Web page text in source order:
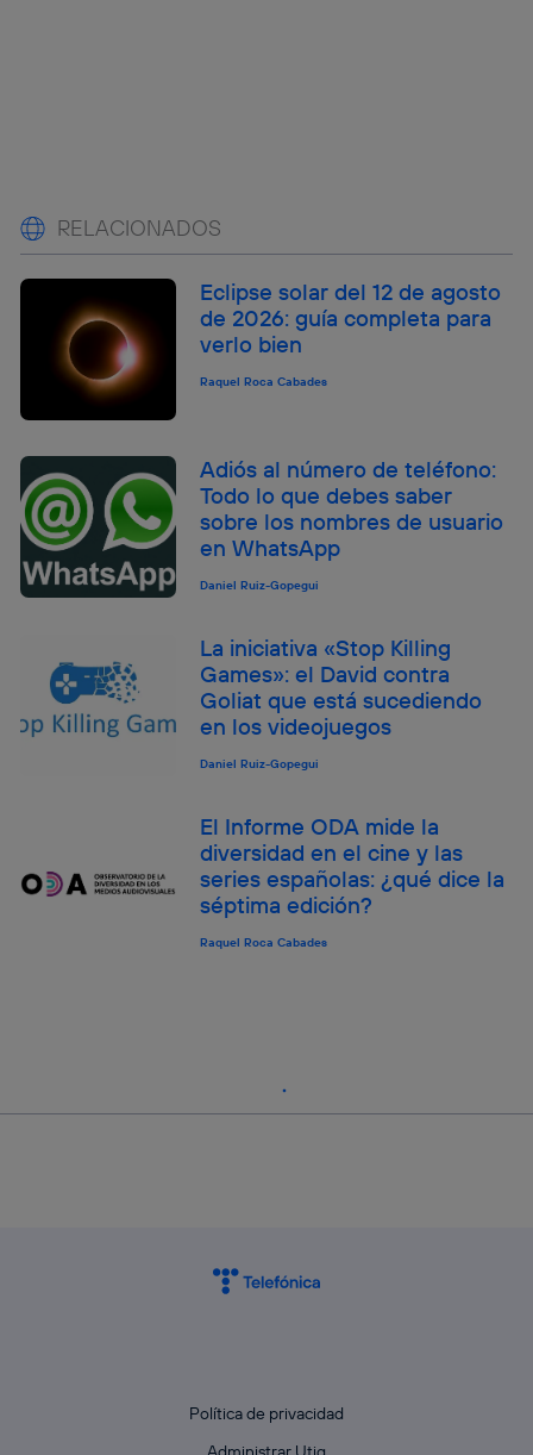
RELACIONADOS
Eclipse solar del 12 de agosto
de 2026: guía completa para
verlo bien
Raquel Roca Cabades
Adiós al número de teléfono:
Todo lo que debes saber
sobre los nombres de usuario
en WhatsApp
Daniel Ruiz-Gopegui
La iniciativa «Stop Killing
Games»: el David contra
Goliat que está sucediendo
en los videojuegos
Daniel Ruiz-Gopegui
El Informe ODA mide la
diversidad en el cine y las
series españolas: ¿qué dice la
séptima edición?
Raquel Roca Cabades
Política de privacidad